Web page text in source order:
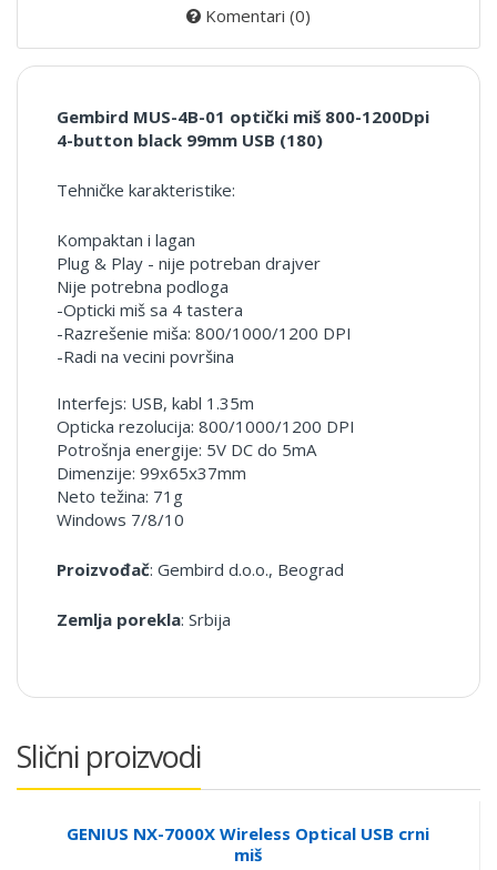
Komentari (0)
Gembird MUS-4B-01 optički miš 800-1200Dpi
4-button black 99mm USB (180)
Tehničke karakteristike:
Kompaktan i lagan
Plug & Play - nije potreban drajver
Nije potrebna podloga
-Opticki miš sa 4 tastera
-Razrešenie miša: 800/1000/1200 DPI
-Radi na vecini površina
Interfejs: USB, kabl 1.35m
Opticka rezolucija: 800/1000/1200 DPI
Potrošnja energije: 5V DC do 5mA
Dimenzije: 99x65x37mm
Neto težina: 71g
Windows 7/8/10
Proizvođač: Gembird d.o.o., Beograd
Zemlja porekla: Srbija
Slični proizvodi
GENIUS NX-7000X Wireless Optical USB crni
miš